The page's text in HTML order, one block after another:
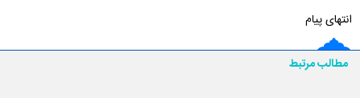
انتهای پیام
مطالب مرتبط